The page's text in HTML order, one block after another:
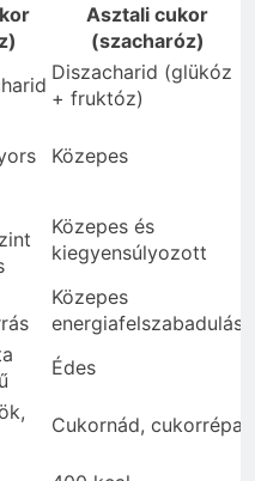
Asztali cukor
(szacharóz)
Diszacharid (glükóz
+ fruktóz)
Közepes
Közepes és
kiegyensúlyozott
Közepes
energiafelszabadulás
Édes
Cukornád, cukorrépa